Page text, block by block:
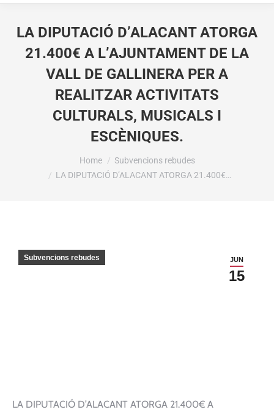
LA DIPUTACIÓ D’ALACANT ATORGA
21.400€ A L’AJUNTAMENT DE LA
VALL DE GALLINERA PER A
REALITZAR ACTIVITATS
CULTURALS, MUSICALS I
ESCÈNIQUES.
Home
Subvencions rebudes
LA DIPUTACIÓ D’ALACANT ATORGA 21.400€…
JUN
15
Subvencions rebudes
LA DIPUTACIÓ D’ALACANT ATORGA 21.400€ A